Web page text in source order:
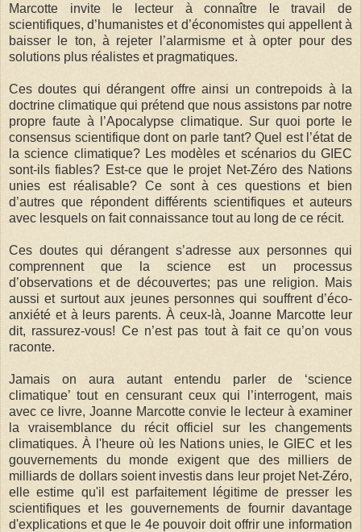
Marcotte invite le lecteur à connaître le travail de
scientifiques, d’humanistes et d’économistes qui appellent à
baisser le ton, à rejeter l’alarmisme et à opter pour des
solutions plus réalistes et pragmatiques.
Ces doutes qui dérangent offre ainsi un contrepoids à la
doctrine climatique qui prétend que nous assistons par notre
propre faute à l’Apocalypse climatique. Sur quoi porte le
consensus scientifique dont on parle tant? Quel est l’état de
la science climatique? Les modèles et scénarios du GIEC
sont-ils fiables? Est-ce que le projet Net-Zéro des Nations
unies est réalisable? Ce sont à ces questions et bien
d’autres que répondent différents scientifiques et auteurs
avec lesquels on fait connaissance tout au long de ce récit.
Ces doutes qui dérangent s’adresse aux personnes qui
comprennent que la science est un processus
d’observations et de découvertes; pas une religion. Mais
aussi et surtout aux jeunes personnes qui souffrent d’éco-
anxiété et à leurs parents. À ceux-là, Joanne Marcotte leur
dit, rassurez-vous! Ce n’est pas tout à fait ce qu’on vous
raconte.
Jamais on aura autant entendu parler de ‘science
climatique’ tout en censurant ceux qui l’interrogent, mais
avec ce livre, Joanne Marcotte convie le lecteur à examiner
la vraisemblance du récit officiel sur les changements
climatiques. À l'heure où les Nations unies, le GIEC et les
gouvernements du monde exigent que des milliers de
milliards de dollars soient investis dans leur projet Net-Zéro,
elle estime qu'il est parfaitement légitime de presser les
scientifiques et les gouvernements de fournir davantage
d'explications et que le 4e pouvoir doit offrir une information